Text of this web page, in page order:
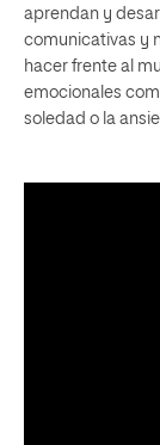
aprendan y
comunicativas y
hacer frente al
emocionales
soledad o la